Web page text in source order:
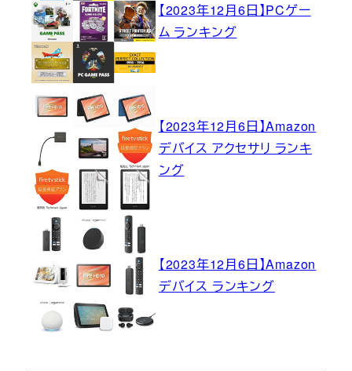
【2023年12月6日】PCゲー
ム ランキング
【2023年12月6日】Amazon
デバイス アクセサリ ランキ
ング
【2023年12月6日】Amazon
デバイス ランキング